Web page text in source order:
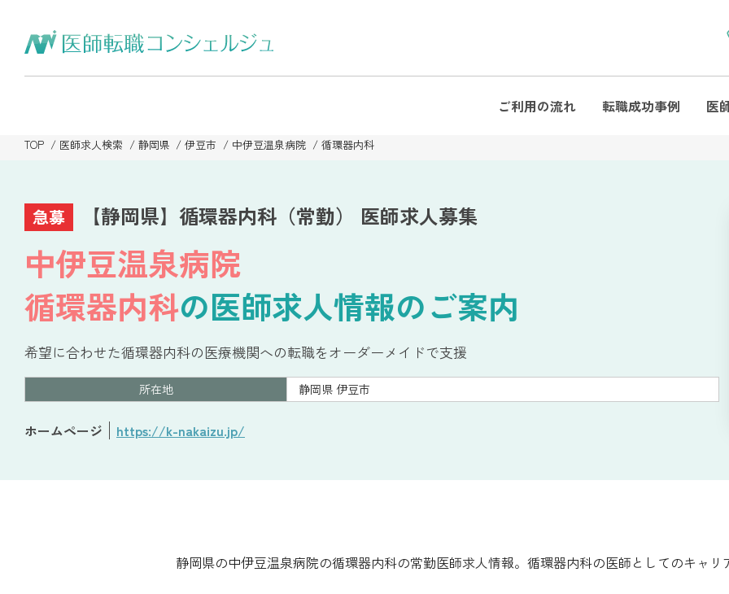
ご利用の流れ 転職成功事例 医
TOP 医師求人検索 静岡県 伊豆市 中伊豆温泉病院 循環器内科
急募 【静岡県】循環器内科（常勤） 医師求人募集
中伊豆温泉病院
循環器内科の医師求人情報のご案内
希望に合わせた循環器内科の医療機関への転職をオーダーメイドで支援
所在地 静岡県 伊豆市
ホームページ https://k-nakaizu.jp/
静岡県の中伊豆温泉病院の循環器内科の常勤医師求人情報。循環器内科の医師としてのキャリ